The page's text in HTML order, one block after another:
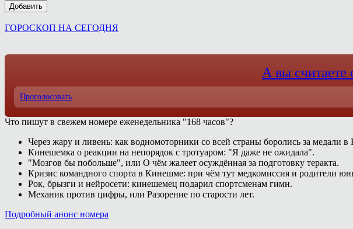
Добавить
ГОРОСКОП НА СЕГОДНЯ
А вы считаете
Проголосовать
Что пишут в свежем номере еженедельника "168 часов"?
Через жару и ливень: как водномоторники со всей страны боролись за медали
Кинешемка о реакции на непорядок с тротуаром: "Я даже не ожидала".
"Мозгов бы побольше", или О чём жалеет осуждённая за подготовку теракта.
Кризис командного спорта в Кинешме: при чём тут медкомиссия и родители
Рок, брызги и нейросети: кинешемец подарил спортсменам гимн.
Механик против цифры, или Разорение по старости лет.
Подробный анонс номера